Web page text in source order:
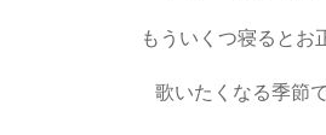
もういくつ寝るとお
歌いたくなる季節